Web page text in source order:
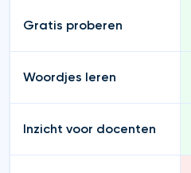
Gratis proberen
Woordjes leren
Inzicht voor docenten